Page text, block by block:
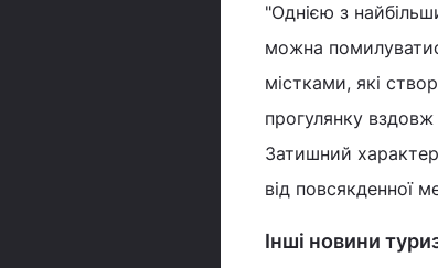
"Однією з
можна
містками, які
прогулянку
Затишний
від повсякденної
Інші новини